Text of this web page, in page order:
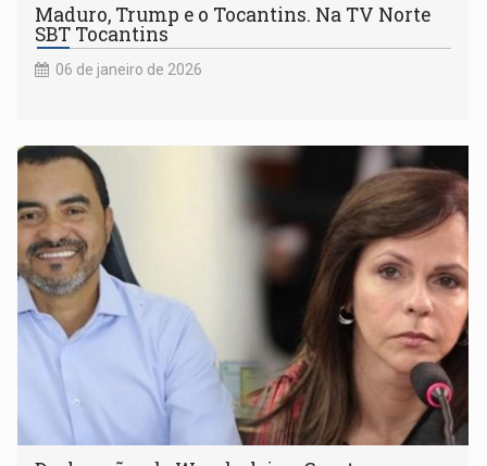
Maduro, Trump e o Tocantins. Na TV Norte
SBT Tocantins
06 de janeiro de 2026